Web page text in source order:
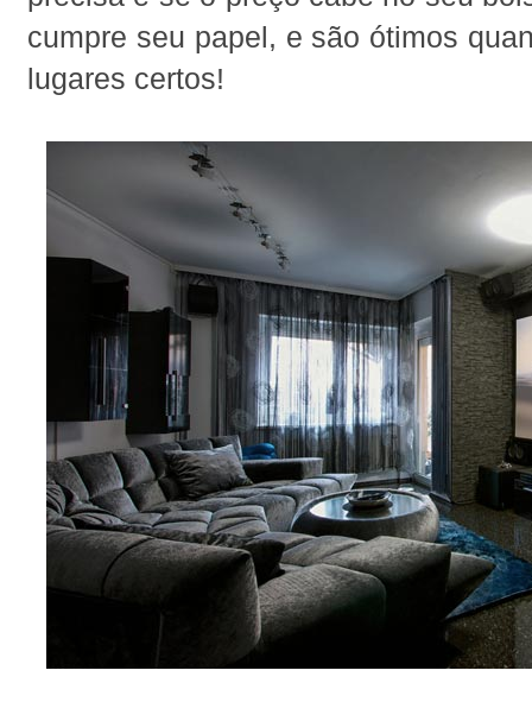
cumpre seu papel, e são ótimos
lugares certos!